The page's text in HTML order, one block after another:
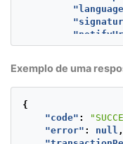
"buyer":
Exemplo de uma
{
"code" :
"error" : null ,